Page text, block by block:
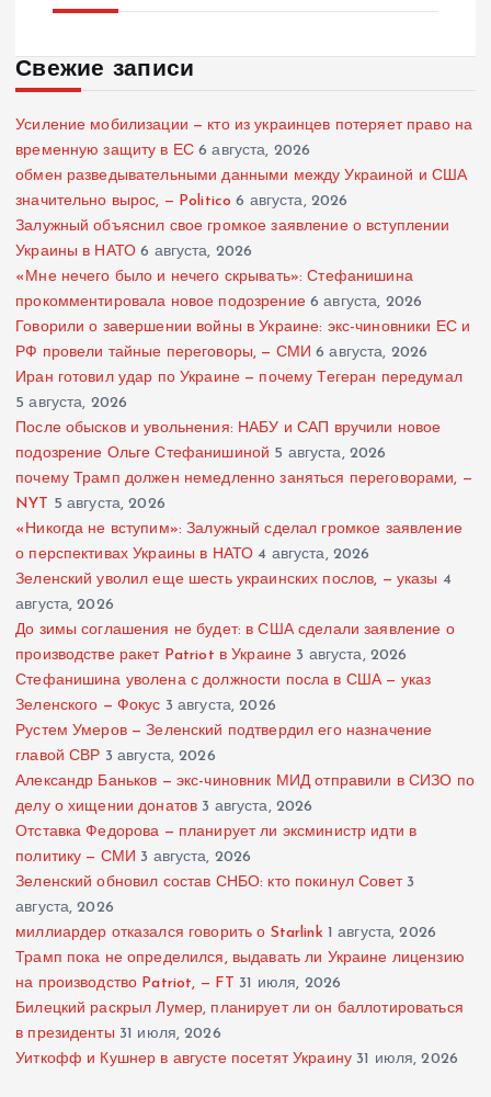
Свежие записи
Усиление мобилизации — кто из украинцев потеряет право на
временную защиту в ЕС 6 августа, 2026
обмен разведывательными данными между Украиной и США
значительно вырос, — Politico 6 августа, 2026
Залужный объяснил свое громкое заявление о вступлении
Украины в НАТО 6 августа, 2026
«Мне нечего было и нечего скрывать»: Стефанишина
прокомментировала новое подозрение 6 августа, 2026
Говорили о завершении войны в Украине: экс-чиновники ЕС и
РФ провели тайные переговоры, — СМИ 6 августа, 2026
Иран готовил удар по Украине — почему Тегеран передумал
5 августа, 2026
После обысков и увольнения: НАБУ и САП вручили новое
подозрение Ольге Стефанишиной 5 августа, 2026
почему Трамп должен немедленно заняться переговорами, —
NYT 5 августа, 2026
«Никогда не вступим»: Залужный сделал громкое заявление
о перспективах Украины в НАТО 4 августа, 2026
Зеленский уволил еще шесть украинских послов, — указы 4
августа, 2026
До зимы соглашения не будет: в США сделали заявление о
производстве ракет Patriot в Украине 3 августа, 2026
Стефанишина уволена с должности посла в США — указ
Зеленского — Фокус 3 августа, 2026
Рустем Умеров — Зеленский подтвердил его назначение
главой СВР 3 августа, 2026
Александр Баньков — экс-чиновник МИД отправили в СИЗО по
делу о хищении донатов 3 августа, 2026
Отставка Федорова — планирует ли эксминистр идти в
политику — СМИ 3 августа, 2026
Зеленский обновил состав СНБО: кто покинул Совет 3
августа, 2026
миллиардер отказался говорить о Starlink 1 августа, 2026
Трамп пока не определился, выдавать ли Украине лицензию
на производство Patriot, — FT 31 июля, 2026
Билецкий раскрыл Лумер, планирует ли он баллотироваться
в президенты 31 июля, 2026
Уиткофф и Кушнер в августе посетят Украину 31 июля, 2026